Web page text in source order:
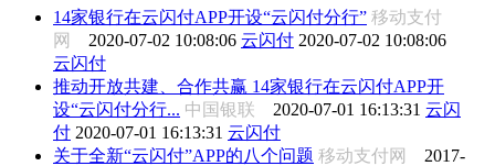
14家银行在云闪付APP开设“云闪付分行” 移动支付
网 2020-07-02 10:08:06 云闪付 2020-07-02 10:08:06
云闪付
推动开放共建、合作共赢 14家银行在云闪付APP开
设“云闪付分行... 中国银联 2020-07-01 16:13:31 云闪
付 2020-07-01 16:13:31 云闪付
关于全新“云闪付”APP的八个问题 移动支付网 2017-